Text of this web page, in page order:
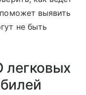
выявить
не быть
легковых